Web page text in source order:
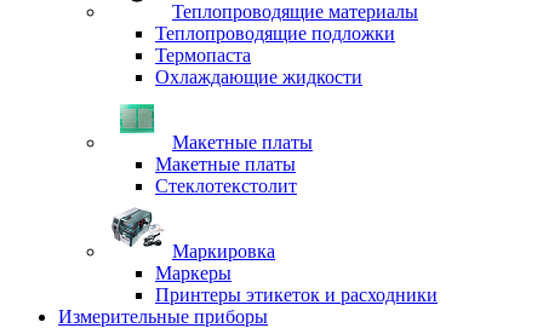
Теплопроводящие материалы
Теплопроводящие подложки
Термопаста
Охлаждающие жидкости
Макетные платы
Макетные платы
Стеклотекстолит
Маркировка
Маркеры
Принтеры этикеток и расходники
Измерительные приборы